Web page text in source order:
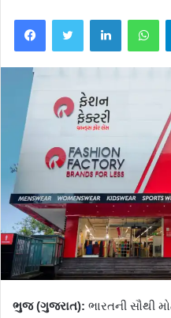
ભુજ (ગુજરાત): ભારતની સૌથી